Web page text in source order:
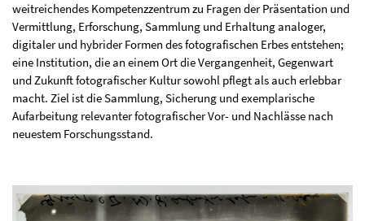
weitreichendes Kompetenzzentrum zu Fragen der Präsentation und
Vermittlung, Erforschung, Sammlung und Erhaltung analoger,
digitaler und hybrider Formen des fotografischen Erbes entstehen;
eine Institution, die an einem Ort die Vergangenheit, Gegenwart
und Zukunft fotografischer Kultur sowohl pflegt als auch erlebbar
macht. Ziel ist die Sammlung, Sicherung und exemplarische
Aufarbeitung relevanter fotografischer Vor- und Nachlässe nach
neuestem Forschungsstand.